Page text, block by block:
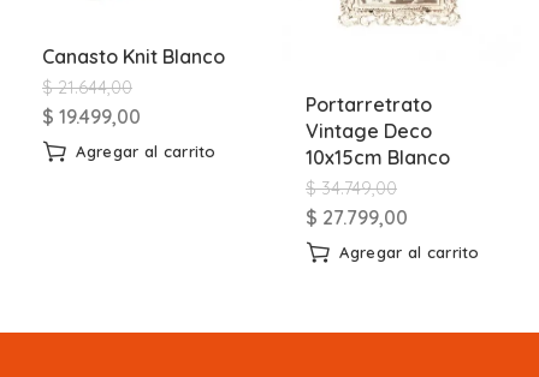
Canasto Knit Blanco
$21.644,00
$ 19.499,00
Agregar al carrito
Portarretrato
Vintage Deco
10x15cm Blanco
$34.749,00
$ 27.799,00
Agregar al carrito